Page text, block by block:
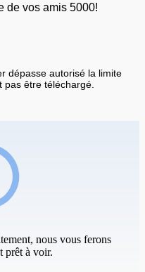
de vos amis 5000!
dépasse autorisé la limite
être téléchargé.
nous vous ferons
prêt à voir.